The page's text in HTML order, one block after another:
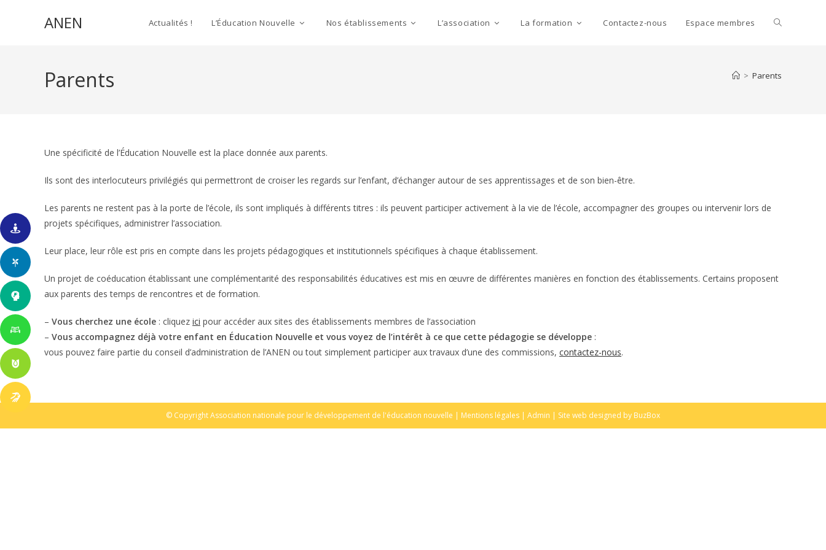
ANEN Actualités ! L’Éducation Nouvelle Nos établissements L’association La formation Contactez-nous Espace membres Toggle
Parents > Parents
Une spécificité de l’Éducation Nouvelle est la place donnée aux parents.
Ils sont des interlocuteurs privilégiés qui permettront de croiser les regards sur l’enfant, d’échanger autour de ses apprentissages et de son bien-être.
Les parents ne restent pas à la porte de l’école, ils sont impliqués à différents titres : ils peuvent participer activement à la vie de l’école, accompagner des groupes ou intervenir lors de
projets spécifiques, administrer l’association.
Leur place, leur rôle est pris en compte dans les projets pédagogiques et institutionnels spécifiques à chaque établissement.
Un projet de coéducation établissant une complémentarité des responsabilités éducatives est mis en œuvre de différentes manières en fonction des établissements. Certains proposent
aux parents des temps de rencontres et de formation.
– Vous cherchez une école : cliquez ici pour accéder aux sites des établissements membres de l’association
– Vous accompagnez déjà votre enfant en Éducation Nouvelle et vous voyez de l’intérêt à ce que cette pédagogie se développe :
vous pouvez faire partie du conseil d’administration de l’ANEN ou tout simplement participer aux travaux d’une des commissions, contactez-nous.
© Copyright Association nationale pour le développement de l'éducation nouvelle | Mentions légales | Admin | Site web designed by BuzBox